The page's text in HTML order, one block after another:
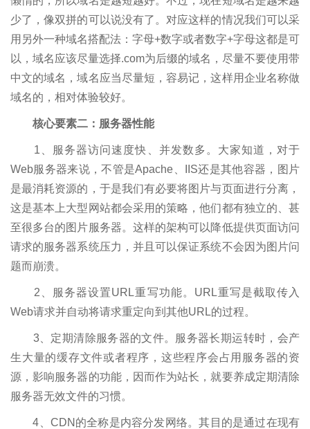
少了，像双拼的可以说没有了。对应这样的情况我们可以采
用另外一种域名搭配法：字母+数字或者数字+字母这都是可
以，域名应该尽量选择.com为后缀的域名，尽量不要使用带
中文的域名，域名应当尽量短，容易记，这样用企业名称做
域名的，相对体验较好。
核心要素二：服务器性能
1、服务器访问速度快、并发数多。大家知道，对于
Web服务器来说，不管是Apache、IIS还是其他容器，图片
是最消耗资源的，于是我们有必要将图片与页面进行分离，
这是基本上大型网站都会采用的策略，他们都有独立的、甚
至很多台的图片服务器。这样的架构可以降低提供页面访问
请求的服务器系统压力，并且可以保证系统不会因为图片问
题而崩溃。
2、服务器设置URL重写功能。URL重写是截取传入
Web请求并自动将请求重定向到其他URL的过程。
3、定期清除服务器的文件。服务器长期运转时，会产
生大量的缓存文件或者程序，这些程序会占用服务器的资
源，影响服务器的功能，因而作为站长，就要养成定期清除
服务器无效文件的习惯。
4、CDN的全称是内容分发网络。其目的是通过在现有